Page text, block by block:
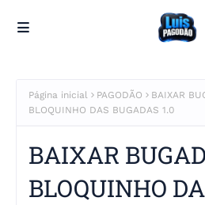
Página inicial PAGODÃO
BAIXAR
BLOQUINHO DAS BUGADAS 1.0
BAIXAR
BLOQUINHO